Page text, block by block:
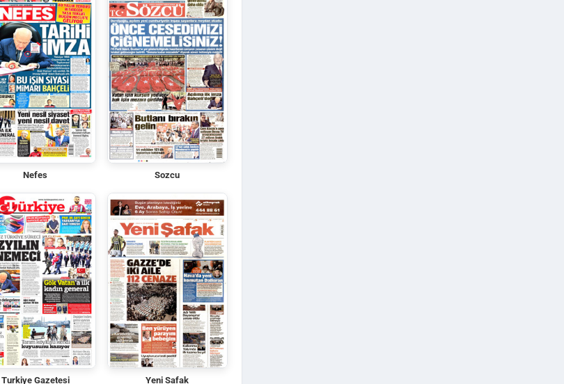
Nefes Sozcu
Turkiye Gazetesi Yeni Safak